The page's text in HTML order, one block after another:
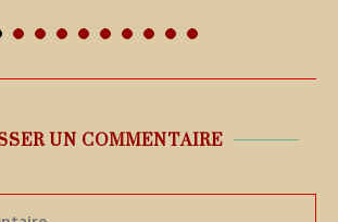
UN COMMENTAIRE